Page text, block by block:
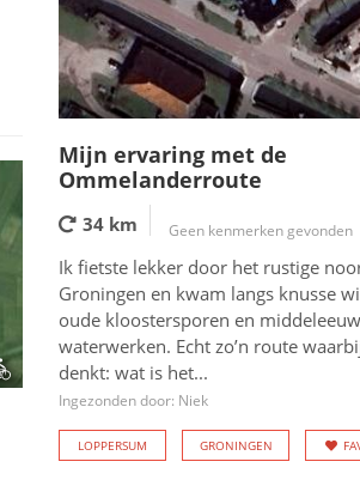
Mijn ervaring met de
Ommelanderroute
34 km Geen kenmerken gevonden
Ik fietste lekker door het rustige
Groningen en kwam langs knusse
oude kloostersporen en
waterwerken. Echt zo’n route
denkt: wat is het...
Ingezonden door: Niek
LOPPERSUM GRONINGEN